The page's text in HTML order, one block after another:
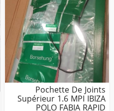
Pochette De Joints
Supérieur 1.6 MPI IBIZA
POLO FABIA RAPID